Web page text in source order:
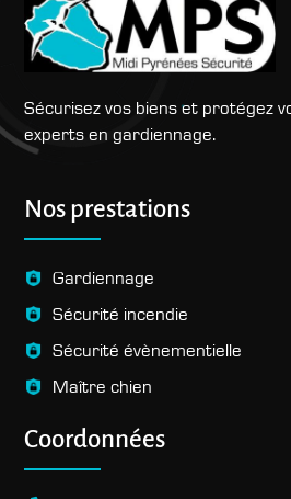
Sécurisez vos biens et protégez
experts en gardiennage.
Recherches fréquentes
Nos prestations
Gardiennage
Sécurité incendie
Sécurité évènementielle
Maître chien
Coordonnées